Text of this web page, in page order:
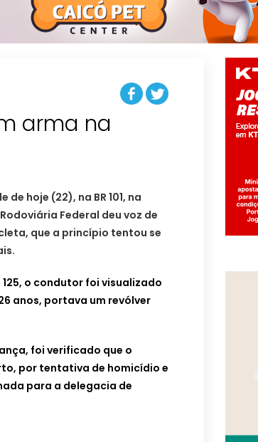
arma na
hoje (22), na BR 101, na
Federal deu voz de
que a princípio tentou se
o condutor foi visualizado
anos, portava um revólver
foi verificado que o
por tentativa de homicídio e
para a delegacia de